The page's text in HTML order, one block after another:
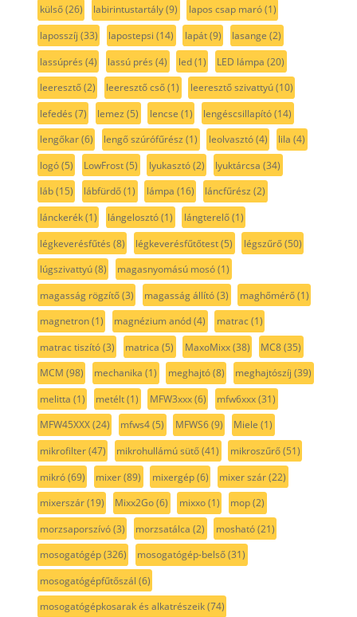
külső(26) labirintustartály(9) lapos csap maró(1)
laposszíj (33) lapostepsi (14) lapát(9) lasange (2)
lassúprés (4) lassú prés (4) led(1) LED lámpa (20)
leeresztő(2) leeresztő cső(1) leeresztő szivattyú(10)
lefedés (7) lemez (5) lencse (1) lengéscsillapító(14)
lengőkar(6) lengő szúrófűrész (1) leolvasztó(4) lila (4)
logó(5) LowFrost(5) lyukasztó(2) lyuktárcsa (34)
láb(15) lábfürdő(1) lámpa (16) láncfűrész (2)
lánckerék(1) lángelosztó(1) lángterelő(1)
légkeverésfűtés (8) légkeverésfűtőtest(5) légszűrő(50)
lúgszivattyú(8) magasnyomású mosó(1)
magasság rögzítő(3) magasság állító(3) maghőmérő(1)
magnetron(1) magnézium anód(4) matrac(1)
matrac tiszító(3) matrica (5) MaxoMixx(38) MC8(35)
MCM (98) mechanika (1) meghajtó(8) meghajtószíj (39)
melitta (1) metélt(1) MFW3xxx(6) mfw6xxx(31)
MFW45XXX(24) mfws4(5) MFWS6(9) Miele (1)
mikrofilter(47) mikrohullámú sütő(41) mikroszűrő(51)
mikró(69) mixer(89) mixergép(6) mixer szár(22)
mixerszár(19) Mixx2Go(6) mixxo(1) mop(2)
morzsaporszívó(3) morzsatálca (2) mosható(21)
mosogatógép(326) mosogatógép-belső(31)
mosogatógépfűtőszál (6)
mosogatógépkosarak és alkatrészeik(74)